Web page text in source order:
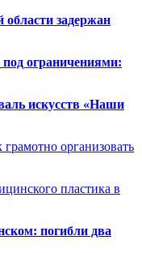
области задержан
ограничениями:
искусств «Наши
организовать
пластика в
погибли два